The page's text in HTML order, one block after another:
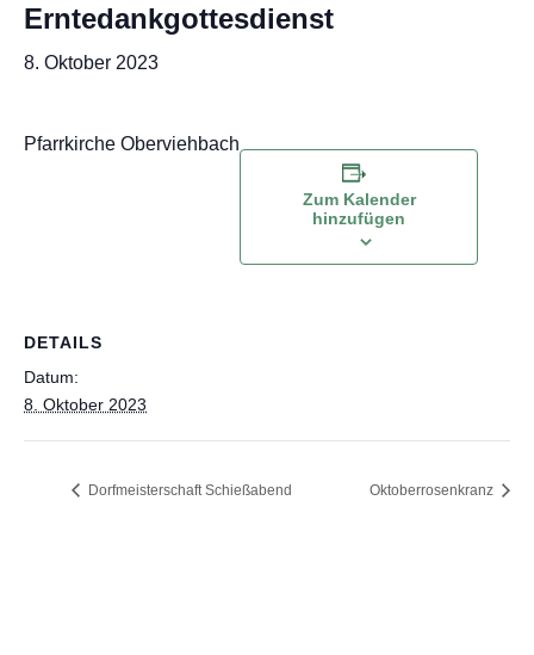
Erntedankgottesdienst
8. Oktober 2023
Pfarrkirche Oberviehbach
Zum Kalender
hinzufügen
DETAILS
Datum:
8. Oktober 2023
Dorfmeisterschaft Schießabend Oktoberrosenkranz